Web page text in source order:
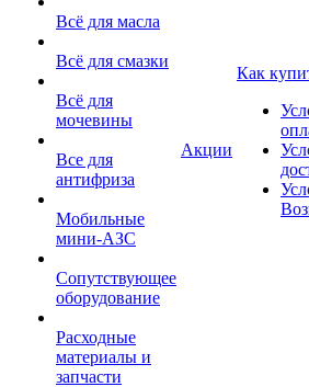
Всё для масла
Всё для смазки
Всё для
мочевины
Все для
антифриза
Мобильные
мини-АЗС
Сопутствующее
оборудование
Расходные
материалы и
запчасти
Акции
Как